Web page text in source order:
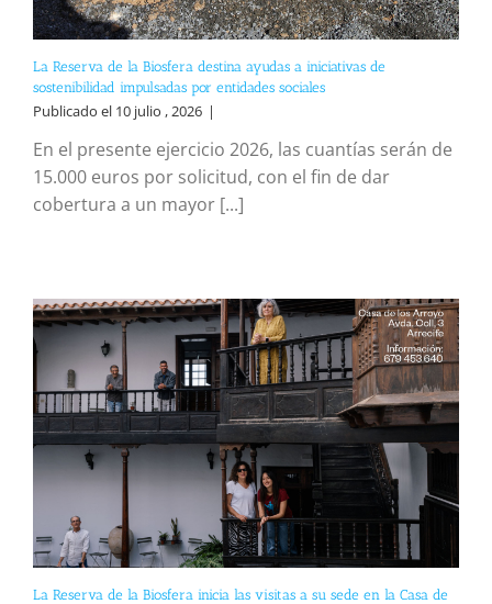
La Reserva de la Biosfera destina ayudas a iniciativas de
sostenibilidad impulsadas por entidades sociales
Publicado el 10 julio , 2026 |
En el presente ejercicio 2026, las cuantías serán de
15.000 euros por solicitud, con el fin de dar
cobertura a un mayor [...]
La Reserva de la Biosfera inicia las visitas a su sede en la Casa de